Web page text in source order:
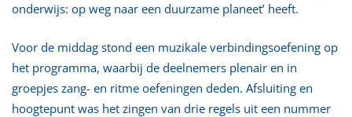
onderwijs: op weg naar een duurzame planeet’ heeft.
Voor de middag stond een muzikale verbindingsoefening op
het programma, waarbij de deelnemers plenair en in
groepjes zang- en ritme oefeningen deden. Afsluiting en
hoogtepunt was het zingen van drie regels uit een nummer